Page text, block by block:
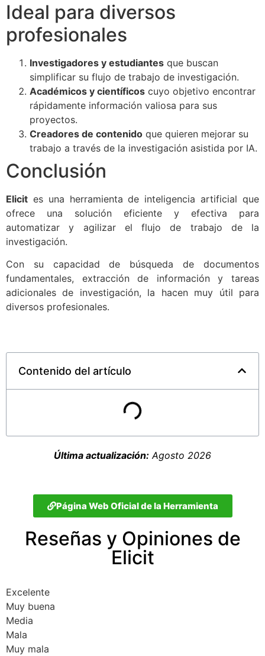
Ideal para diversos
profesionales
Investigadores y estudiantes que buscan
simplificar su flujo de trabajo de investigación.
Académicos y científicos cuyo objetivo encontrar
rápidamente información valiosa para sus
proyectos.
Creadores de contenido que quieren mejorar su
trabajo a través de la investigación asistida por IA.
Conclusión
Elicit es una herramienta de inteligencia artificial que
ofrece una solución eficiente y efectiva para
automatizar y agilizar el flujo de trabajo de la
investigación.
Con su capacidad de búsqueda de documentos
fundamentales, extracción de información y tareas
adicionales de investigación, la hacen muy útil para
diversos profesionales.
Contenido del artículo
Última actualización: Agosto 2026
Página Web Oficial de la Herramienta
Reseñas y Opiniones de
Elicit
Excelente
Muy buena
Media
Mala
Muy mala